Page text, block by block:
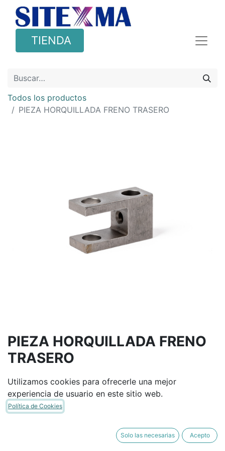
TIENDA
Todos los productos
PIEZA HORQUILLADA FRENO TRASERO
PIEZA HORQUILLADA FRENO
TRASERO
Términos y condiciones
Garantía de devolución de 30 días
Envío: 2-3 días laborales
Utilizamos cookies para ofrecerle una mejor
experiencia de usuario en este sitio web.
Política de Cookies
Solo las necesarias Acepto